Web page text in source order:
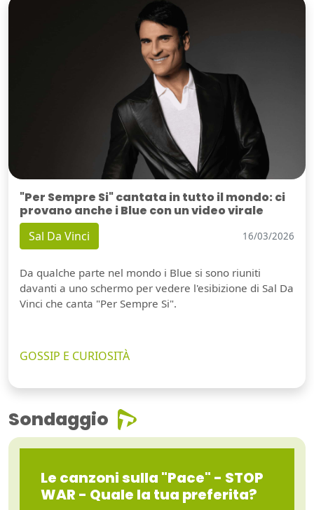
"Per Sempre Si" cantata in tutto il mondo: ci
provano anche i Blue con un video virale
Sal Da Vinci 16/03/2026
Da qualche parte nel mondo i Blue si sono riuniti
davanti a uno schermo per vedere l'esibizione di Sal Da
Vinci che canta "Per Sempre Si".
GOSSIP E CURIOSITÀ
Sondaggio
Le canzoni sulla "Pace" - STOP
WAR - Quale la tua preferita?